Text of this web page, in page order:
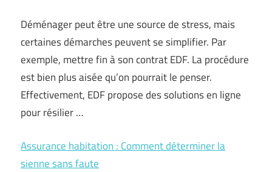
Déménager peut être une source de stress, mais
certaines démarches peuvent se simplifier. Par
exemple, mettre fin à son contrat EDF. La procédure
est bien plus aisée qu’on pourrait le penser.
Effectivement, EDF propose des solutions en ligne
pour résilier …
Assurance habitation : Comment déterminer la
sienne sans faute